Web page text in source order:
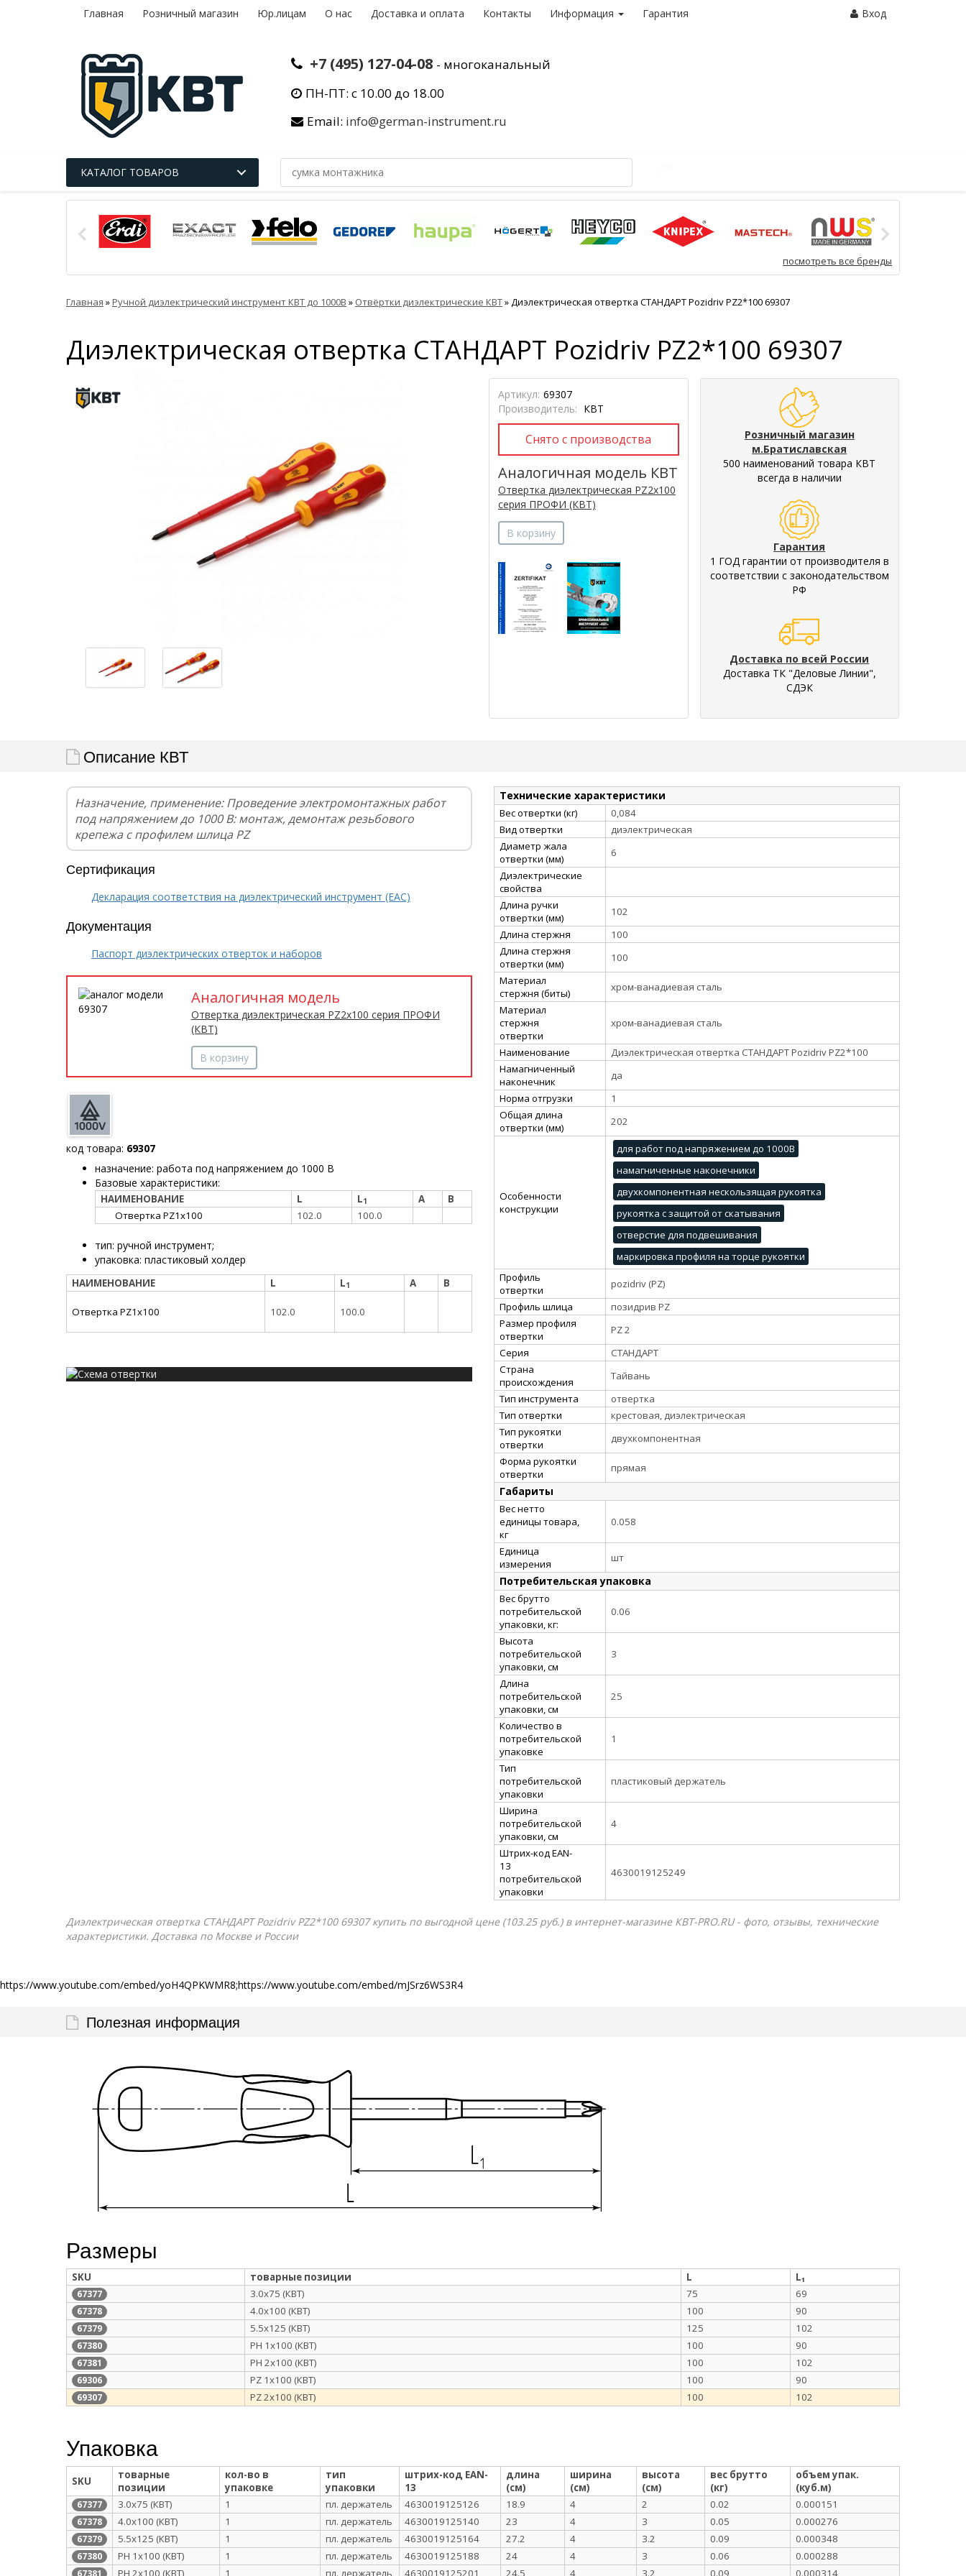
Главная Розничный магазин Юр.лицам О нас Доставка и оплата Контакты Информация Гарантия Вход
+7 (495) 127-04-08 - многоканальный
ПН-ПТ: с 10.00 до 18.00
Email: info@german-instrument.ru
КАТАЛОГ ТОВАРОВ
посмотреть все бренды
Главная »Ручной диэлектрический инструмент КВТ до 1000В » Отвёртки диэлектрические КВТ» Диэлектрическая отвертка СТАНДАРТ Pozidriv PZ2*100 69307
Диэлектрическая отвертка СТАНДАРТ Pozidriv PZ2*100 69307
Артикул: 69307
Производитель: КВТ
Аналогичная модель КВТ
Отвертка диэлектрическая PZ2x100
серия ПРОФИ (КВТ)
В корзину
Розничный магазин
м.Братиславская
500 наименований товара КВТ
всегда в наличии
Гарантия
1 ГОД гарантии от производителя в
соответствии с законодательством
РФ
Доставка по всей России
Доставка ТК "Деловые Линии",
СДЭК
Описание КВТ
Назначение, применение: Проведение электромонтажных работ
под напряжением до 1000 В: монтаж, демонтаж резьбового
крепежа с профилем шлица РZ
Сертификация
Декларация соответствия на диэлектрический инструмент (EAC)
Документация
Паспорт диэлектрических отверток и наборов
Аналогичная модель
Отвертка диэлектрическая PZ2x100 серия ПРОФИ
(КВТ)
В корзину
код товара: 69307
назначение: работа под напряжением до 1000 В
Базовые характеристики:
НАИМЕНОВАНИЕ L L1 A
B
Отвертка PZ1х100 102.0 100.0
тип: ручной инструмент;
упаковка: пластиковый холдер
НАИМЕНОВАНИЕ L L1 A B
Отвертка PZ1х100 102.0 100.0
Технические характеристики
Вес отвертки (кг)
0,084
Вид отвертки
диэлектрическая
Диаметр жала
отвертки (мм)
6
Диэлектрические
свойства
Длина ручки
отвертки (мм)
102
Длина стержня
100
Длина стержня
отвертки (мм)
100
Материал
стержня (биты)
хром-ванадиевая сталь
Материал
стержня
отвертки
хром-ванадиевая сталь
Наименование
Диэлектрическая отвертка СТАНДАРТ Pozidriv PZ2*100
Намагниченный
наконечник
да
Норма отгрузки
1
Общая длина
отвертки (мм)
202
Особенности
конструкции
для работ под напряжением до 1000В
намагниченные наконечники
двухкомпонентная нескользящая рукоятка
рукоятка с защитой от скатывания
отверстие для подвешивания
маркировка профиля на торце рукоятки
Профиль
отвертки
pozidriv (PZ)
Профиль шлица
позидрив PZ
Размер профиля
отвертки
PZ 2
Серия
СТАНДАРТ
Страна
происхождения
Тайвань
Тип инструмента
отвертка
Тип отвертки
крестовая, диэлектрическая
Тип рукоятки
отвертки
двухкомпонентная
Форма рукоятки
отвертки
прямая
Габариты
Вес нетто
единицы товара,
кг
0.058
Единица
измерения
шт
Потребительская упаковка
Вес брутто
потребительской
упаковки, кг:
0.06
Высота
потребительской
упаковки, см
3
Длина
потребительской
упаковки, см
25
Количество в
потребительской
упаковке
1
Тип
потребительской
упаковки
пластиковый держатель
Ширина
потребительской
упаковки, см
4
Штрих-код EAN-
13
потребительской
упаковки
4630019125249
Диэлектрическая отвертка СТАНДАРТ Pozidriv PZ2*100 69307 купить по выгодной цене (103.25 руб.) в интернет-магазине КВТ-PRO.RU - фото, отзывы, технические
характеристики. Доставка по Москве и России
https://www.youtube.com/embed/yoH4QPKWMR8;https://www.youtube.com/embed/mJSrz6WS3R4
Полезная информация
Размеры
SKU товарные позиции L L₁
67377 3.0х75 (КВТ) 75 69
67378 4.0х100 (КВТ) 100 90
67379 5.5х125 (КВТ) 125 102
67380 РН 1х100 (КВТ) 100 90
67381 РН 2х100 (КВТ) 100 102
69306 РZ 1х100 (КВТ) 100 90
69307 РZ 2х100 (КВТ) 100 102
Упаковка
SKU
товарные
позиции
кол-во в
упаковке
тип
упаковки
штрих-код EAN-
13
длина
(см)
ширина
(см)
высота
(см)
вес брутто
(кг)
объем упак.
(куб.м)
67377 3.0х75 (КВТ) 1 пл. держатель 4630019125126 18.9 4 2 0.02 0.000151
67378 4.0х100 (КВТ) 1 пл. держатель 4630019125140 23 4 3 0.05 0.000276
67379 5.5х125 (КВТ) 1 пл. держатель 4630019125164 27.2 4 3.2 0.09 0.000348
67380 РН 1х100 (КВТ) 1 пл. держатель 4630019125188 24 4 3 0.06 0.000288
67381 РН 2х100 (КВТ) 1 пл. держатель 4630019125201 24.5 4 3.2 0.09 0.000314